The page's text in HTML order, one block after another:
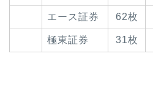
エース証券 62枚
極東証券 31枚